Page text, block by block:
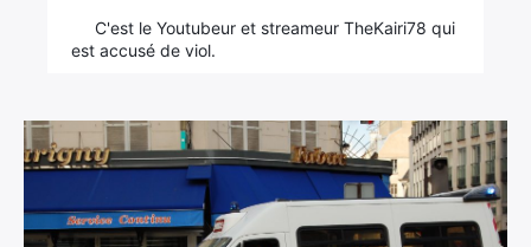
C'est le Youtubeur et streameur TheKairi78 qui
est accusé de viol.